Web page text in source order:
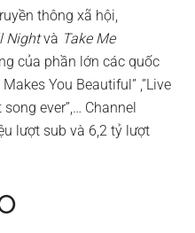
thông xã hội,
Nightvà Take Me
của phần lớn các quốc
You Beautiful” ,”Live
song ever”,… Channel
lượt sub và 6,2 tỷ lượt